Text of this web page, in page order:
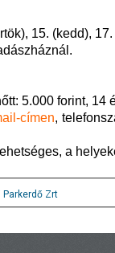
15. (kedd),
5.000 forint, 14
címen,
a
Parkerdő Zrt